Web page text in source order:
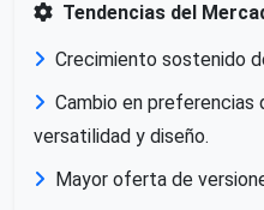
Tendencias del
Crecimiento sostenido
Cambio en preferencias
versatilidad y diseño.
Mayor oferta de